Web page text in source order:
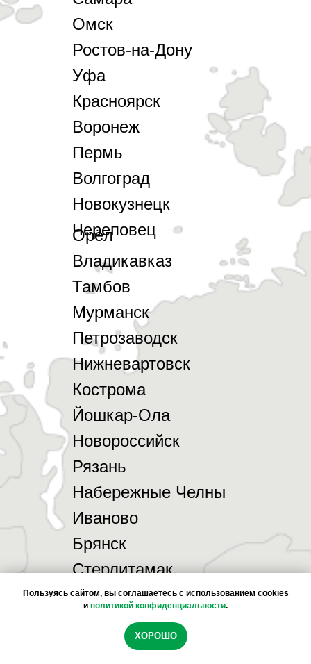
Омск
Ростов-на-Дону
Уфа
Красноярск
Воронеж
Пермь
Волгоград
Новокузнецк
Череповец
Астрахань
Орёл
Владикавказ
Тамбов
Мурманск
Петрозаводск
Нижневартовск
Кострома
Йошкар-Ола
Новороссийск
Рязань
Набережные Челны
Иваново
Брянск
Стерлитамак
Химки
Подольск
Мы используем файлы cookie, чтобы обеспечить
максимальное удобство использования сайта
Пользуясь сайтом, вы соглашаетесь с использованием cookies
и политикой конфиденциальности.
ХОРОШО